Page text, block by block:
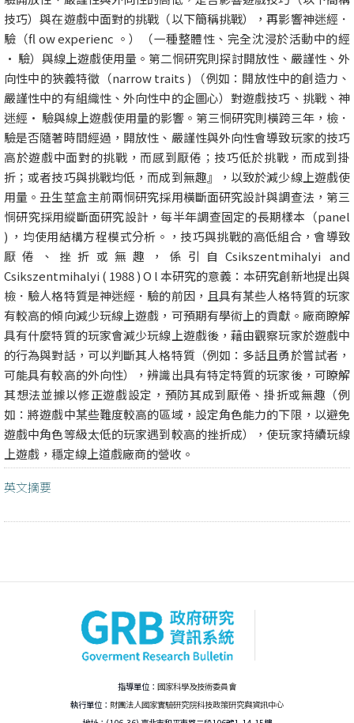
技巧）與在遊戲中面對的挑戰（以下簡稱挑戰），再影響神迷經．
驗（fl ow experienc 。）（一種整體性、完全沈浸於活動中的經
· 驗）與線上遊戲使用量。第二恫研究則探討開放性、嚴謹性、外
向性中的狹義特徵（narrow traits ) （例如：開放性中的創造力、
嚴謹性中的有組織性、外向性中的企圖心）對遊戲技巧、挑戰、神
迷經· 驗與線上遊戲使用量的影響。第三恫研究則橫跨三年，檢．
驗是否隨著時間經過，開放性、嚴謹性與外向性會導致玩家的技巧
高於遊戲中面對的挑戰，而感到厭倦；技巧低於挑戰，而成到掛
折；或者技巧與挑戰均低，而成到無趣』，以致於減少線上遊戲使
用量。丑生莖盒主前兩恫研究採用橫斷面研究設計與調查法，第三
恫研究採用縱斷面研究設計，每半年調查固定的長期樣本（panel
) ，均使用結構方程模式分析。，技巧與挑戰的高低組合，會導致
厭倦、挫折或無趣，係引自Csikszentmihalyi and
Csikszentmihalyi ( 1988 ) O l 本研究的意義：本研究創新地提出與
檢．驗人格特質是神迷經．驗的前因，且具有某些人格特質的玩家
有較高的傾向減少玩線上遊戲，可預期有學術上的貢獻。廠商瞭解
具有什麼特質的玩家會減少玩線上遊戲後，藉由觀察玩家於遊戲中
的行為與對話，可以判斷其人格特質（例如：多話且勇於嘗試者，
可能具有較高的外向性），辨識出具有特定特質的玩家後，可瞭解
其想法並據以修正遊戲設定，預防其成到厭倦、掛折或無趣（例
如：將遊戲中某些難度較高的區域，設定角色能力的下限，以避免
遊戲中角色等級太低的玩家遇到較高的挫折成），使玩家持續玩線
上遊戲，穩定線上道戲廠商的營收。
英文摘要
指導單位： 國家科學及技術委員會
執行單位： 財團法人國家實驗研究院科技政策研究與資訊中心